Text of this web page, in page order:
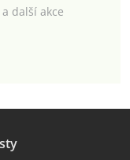
další akce